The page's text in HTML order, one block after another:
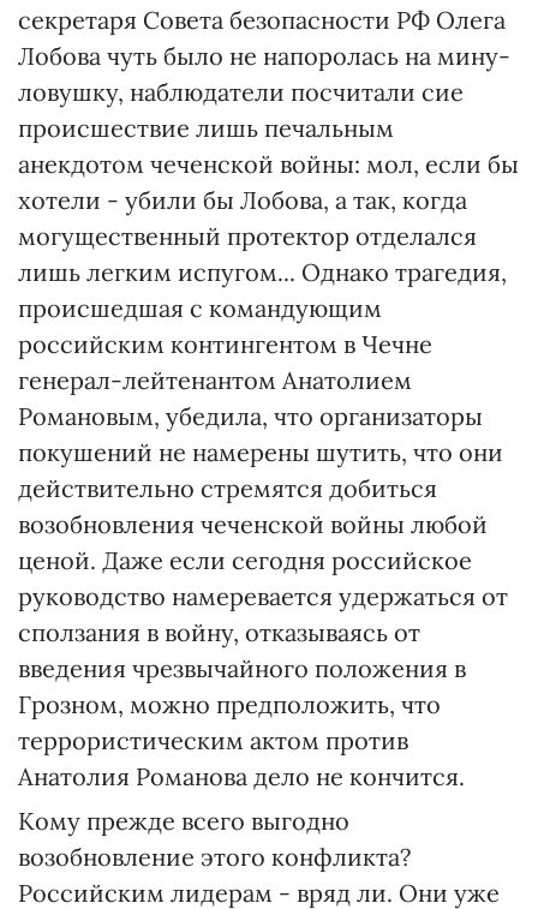
секретаря Совета безопасности РФ Олега
Лобова чуть было не напоролась на мину-
ловушку, наблюдатели посчитали сие
происшествие лишь печальным
анекдотом чеченской войны: мол, если бы
хотели - убили бы Лобова, а так, когда
могущественный протектор отделался
лишь легким испугом... Однако трагедия,
происшедшая с командующим
российским контингентом в Чечне
генерал-лейтенантом Анатолием
Романовым, убедила, что организаторы
покушений не намерены шутить, что они
действительно стремятся добиться
возобновления чеченской войны любой
ценой. Даже если сегодня российское
руководство намеревается удержаться от
сползания в войну, отказываясь от
введения чрезвычайного положения в
Грозном, можно предположить, что
террористическим актом против
Анатолия Романова дело не кончится.
Кому прежде всего выгодно
возобновление этого конфликта?
Российским лидерам - вряд ли. Они уже